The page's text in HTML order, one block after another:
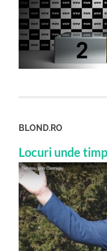
BLOND.RO
Locuri unde